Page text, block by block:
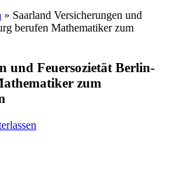
» Saarland Versicherungen und
berufen Mathematiker zum
und Feuersozietät Berlin-
zum